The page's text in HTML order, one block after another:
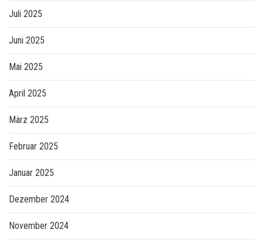
Juli 2025
Juni 2025
Mai 2025
April 2025
März 2025
Februar 2025
Januar 2025
Dezember 2024
November 2024